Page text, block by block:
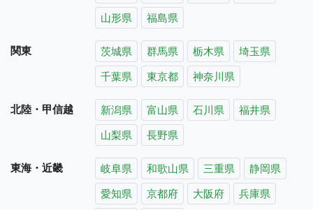
山形県
福島県
関東 茨城県 群馬県 栃木県
埼玉県
千葉県
東京都 神奈川県
北陸・甲信越 新潟県 富山県 石川県
福井県
山梨県
長野県
東海・近畿 岐阜県 和歌山県 三重県
静岡県
愛知県
京都府 大阪府
兵庫県